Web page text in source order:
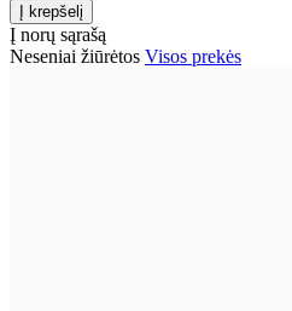
Į norų sąrašą
Neseniai žiūrėtos Visos prekės